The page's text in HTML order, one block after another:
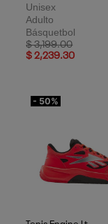
Unisex
Adulto
Básquetbol
Price reduced from
$ 3,199.00to
$ 2,239.30
- 50%